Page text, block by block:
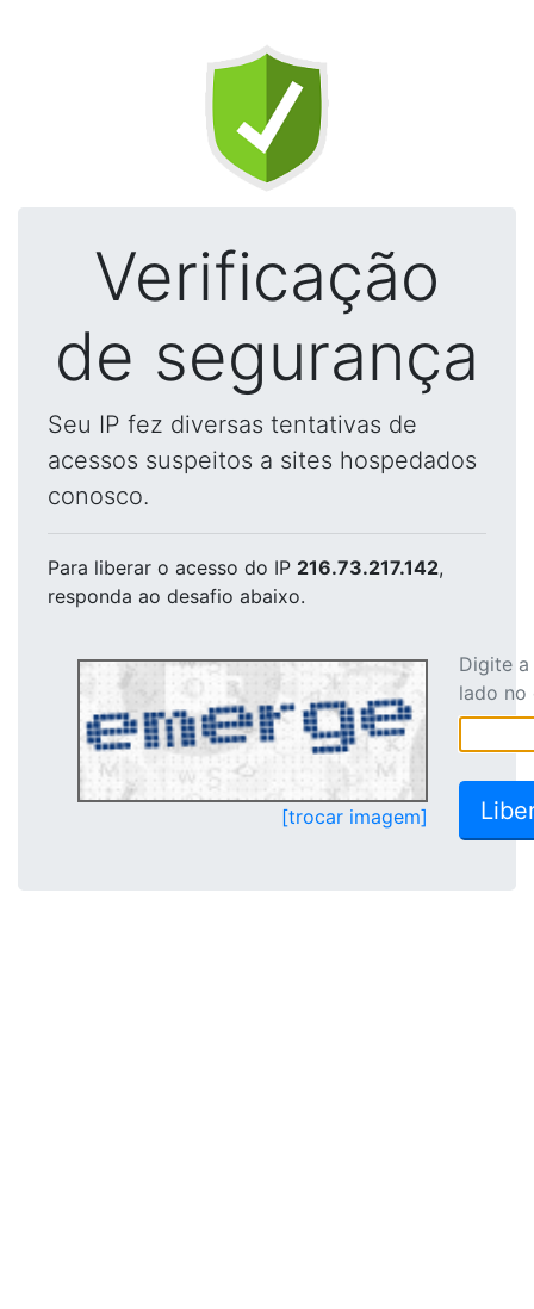
Verificação
de segurança
Seu IP fez diversas tentativas de
acessos suspeitos a sites hospedados
conosco.
Para liberar o acesso do IP 216.73.217.142,
responda ao desafio abaixo.
[trocar imagem]
Digite
lado no